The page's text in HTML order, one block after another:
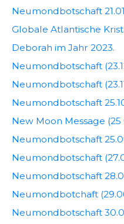
Neumondbotschaft
Globale Atlantische
Deborah im Jahr 2023.
Neumondbotschaft
Neumondbotschaft
Neumondbotschaft
New Moon Message
Neumondbotschaft
Neumondbotschaft
Neumondbotschaft
Neumondbotchaft
Neumondbotschaft